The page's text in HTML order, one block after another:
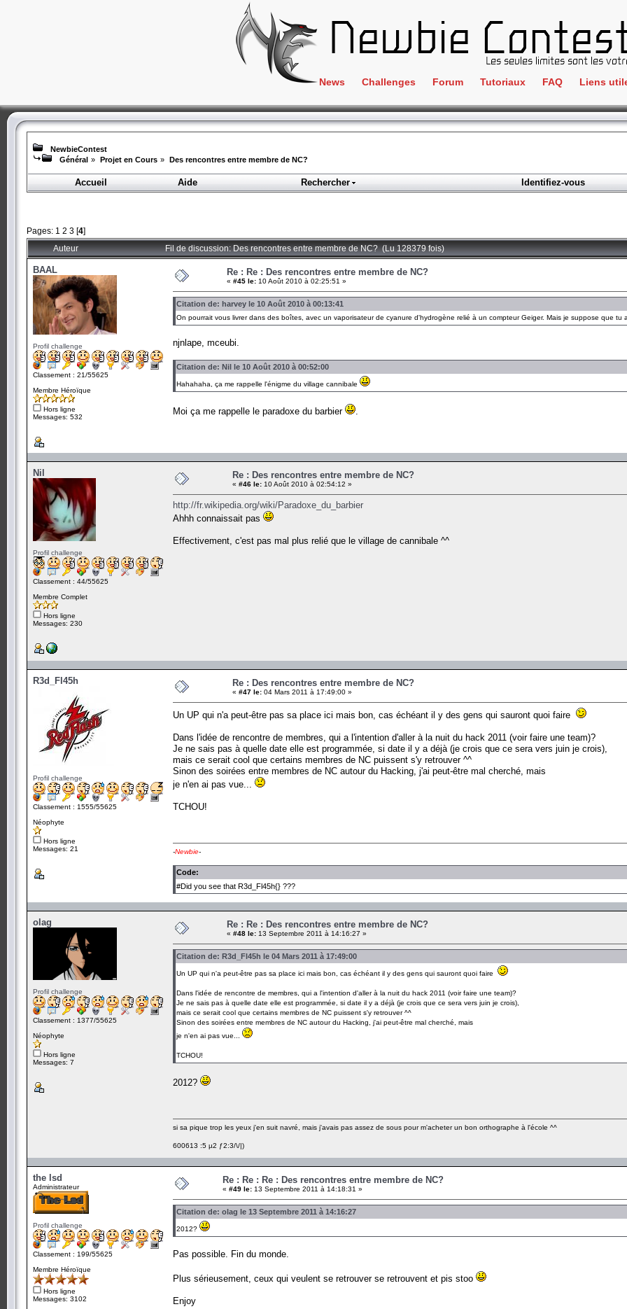
News Challenges
Crackme
ClientSide
Forensics
Programmation
Stéganographie
Wargame
Tous les challenges
Forum Tutoriaux FAQ Liens
IRC
NewbieContest
Général » Projet en Cours » Des rencontres entre membre de NC?
Accueil
Aide Rechercher Identifiez-vous
Pages: 1 2 3 [4]
Auteur Fil de discussion: Des rencontres entre membre de NC? (Lu 128379 fois)
BAAL
Profil challenge
Classement : 21/55625
Membre Héroïque
Hors ligne
Messages: 532
Re : Re : Des rencontres entre membre de NC?
« #45 le: 10 Août 2010 à 02:25:51 »
Citation de: harvey le 10 Août 2010 à 00:13:41
On pourrait vous livrer dans des boîtes, avec un vaporisateur de cyanure d'hydrogène relié à un compteur Geiger. Mais je suppose que tu
njnlape, mceubi.
Citation de: Nil le 10 Août 2010 à 00:52:00
Hahahaha, ça me rappelle l'énigme du village cannibale
Moi ça me rappelle le paradoxe du barbier
Nil
Profil challenge
Classement : 44/55625
Membre Complet
Hors ligne
Messages: 230
Re : Des rencontres entre membre de NC?
« #46 le: 10 Août 2010 à 02:54:12 »
http://fr.wikipedia.org/wiki/Paradoxe_du_barbier
Ahhh connaissait pas
Effectivement, c'est pas mal plus relié que le village de cannibale ^^
R3d_Fl45h
Profil challenge
Classement : 1555/55625
Néophyte
Hors ligne
Messages: 21
Re : Des rencontres entre membre de NC?
« #47 le: 04 Mars 2011 à 17:49:00 »
Un UP qui n'a peut-être pas sa place ici mais bon, cas échéant il y des gens qui sauront quoi faire
Dans l'idée de rencontre de membres, qui a l'intention d'aller à la nuit du hack 2011 (voir faire une team)?
Je ne sais pas à quelle date elle est programmée, si date il y a déjà (je crois que ce sera vers juin je crois),
mais ce serait cool que certains membres de NC puissent s'y retrouver ^^
Sinon des soirées entre membres de NC autour du Hacking, j'ai peut-être mal cherché, mais
je n'en ai pas vue...
TCHOU!
-Newbie-
Code:
#Did you see that R3d_Fl45h{} ???
olag
Profil challenge
Classement : 1377/55625
Néophyte
Hors ligne
Messages: 7
Re : Re : Des rencontres entre membre de NC?
« #48 le: 13 Septembre 2011 à 14:16:27 »
Citation de: R3d_Fl45h le 04 Mars 2011 à 17:49:00
Un UP qui n'a peut-être pas sa place ici mais bon, cas échéant il y des gens qui sauront quoi faire
Dans l'idée de rencontre de membres, qui a l'intention d'aller à la nuit du hack 2011 (voir faire une team)?
Je ne sais pas à quelle date elle est programmée, si date il y a déjà (je crois que ce sera vers juin je crois),
mais ce serait cool que certains membres de NC puissent s'y retrouver ^^
Sinon des soirées entre membres de NC autour du Hacking, j'ai peut-être mal cherché, mais
je n'en ai pas vue...
TCHOU!
2012?
si sa pique trop les yeux j'en suit navré, mais j'avais pas assez de sous pour m'acheter un bon orthographe à l'école ^^
600613 :5 µ2 ƒ2:3/\/|)
the lsd
Administrateur
Profil challenge
Classement : 199/55625
Membre Héroïque
Hors ligne
Messages: 3102
Re : Re : Re : Des rencontres entre membre de NC?
« #49 le: 13 Septembre 2011 à 14:18:31 »
Citation de: olag le 13 Septembre 2011 à 14:16:27
2012?
Pas possible. Fin du monde.
Plus sérieusement, ceux qui veulent se retrouver se retrouvent et pis stoo
Enjoy